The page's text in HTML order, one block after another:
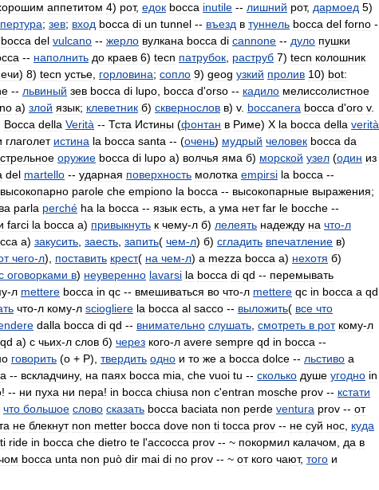
аппетитом 4) рот, едок bocca inutile -- лишний рот, дармоед 5)
; зев; вход bocca di un tunnel -- въезд в туннель bocca del forno -
bocca del vulcano -- жерло вулкана bocca di cannone -- дуло пушки
-- наполнить до краев 6) tecn патрубок раструб 7) tecn колошник
) 8) tecn устье горловина; сопло 9) geog узкий пролив 10) bot:
-- львиный зев bocca di lupo bocca d'orso -- кадило мелиссолистное
а) злой язык; клеветник б) сквернослов в) v. boccanera bocca d'oro v.
Bocca della Verità -- Тста Истины (фонтан в Риме) Х la bocca della verità
глаголет истина la bocca santa -- (очень) мудрый человек bocca da
оружие bocca di lupo а) волчья яма б) морской узел (один из
del martello -- ударная поверхность молотка empirsi la bocca --
высокопарно parole che empiono la bocca -- высокопарные выражения;
parla perché ha la bocca -- язык есть а ума нет far le bocche --
farci la bocca а) привыкнуть к чему-л б) лелеять надежду на что-л
а) закусить заесть запить( чем-л) б) сгладить впечатление в)
чего-л), поставить крест( на чем-л) a mezza bocca а) нехотя б)
оговорками в) неуверенно lavarsi la bocca di qd -- перемывать
-л mettere bocca in qc -- вмешиваться во что-л mettere qc in bocca a qd
что-л кому-л sciogliere la bocca al sacco -- выложить( все что
dalla bocca di qd -- внимательно слушать смотреть в рот кому-л
qd а) с чьих-л слов б) через кого-л avere sempre qd in bocca --
говорить (о + P), твердить одно и то же a bocca dolce -- льстиво a
-- вскладчину, на паях bocca mia che vuoi tu -- сколько душе угодно in
! -- ни пуха ни пера! in bocca chiusa non c'entran mosche prov -- кстати
что большое слово сказать bocca baciata non perde ventura prov -- от
не блекнут non metter bocca dove non ti tocca prov -- не суй нос куда
ti ride in bocca che dietro te l'accocca prov -- ~ покормил калачом да в
bocca unta non può dir mai di no prov -- ~ от кого чают, того и